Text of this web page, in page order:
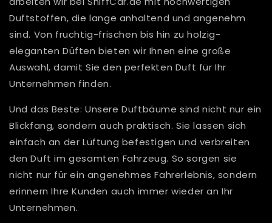
Duftstoffen, die lange anhaltend und angenehm
sind. Von fruchtig-frischen bis hin zu holzig-
eleganten Düften bieten wir Ihnen eine große
Auswahl, damit Sie den perfekten Duft für Ihr
Unternehmen finden.
Und das Beste: Unsere Duftbäume sind nicht nur ein
Blickfang, sondern auch praktisch. Sie lassen sich
einfach an der Lüftung befestigen und verbreiten
den Duft im gesamten Fahrzeug. So sorgen sie
nicht nur für ein angenehmes Fahrerlebnis, sondern
erinnern Ihre Kunden auch immer wieder an Ihr
Unternehmen.